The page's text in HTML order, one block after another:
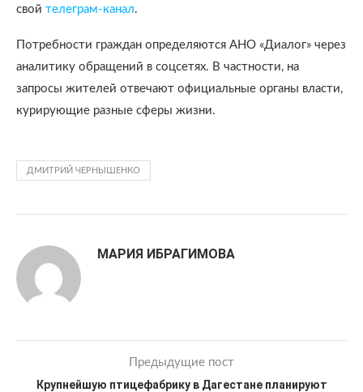
свой телеграм-канал.
Потребности граждан определяются АНО «Диалог» через
аналитику обращений в соцсетях. В частности, на
запросы жителей отвечают официальные органы власти,
курирующие разные сферы жизни.
ДМИТРИЙ ЧЕРНЫШЕНКО
МАРИЯ ИБРАГИМОВА
Предыдущие пост
Крупнейшую птицефабрику в Дагестане планируют